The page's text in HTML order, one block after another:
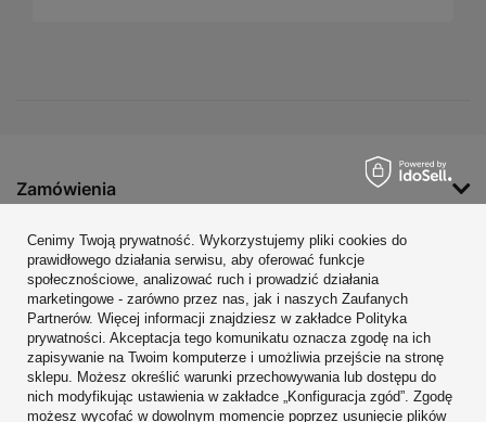
Zamówienia
Regulaminy
Zobacz również
W sklepie prezentujemy ceny brutto (z VAT).
Cenimy Twoją prywatność. Wykorzystujemy pliki cookies do
prawidłowego działania serwisu, aby oferować funkcje
społecznościowe, analizować ruch i prowadzić działania
marketingowe - zarówno przez nas, jak i naszych Zaufanych
Partnerów. Więcej informacji znajdziesz w zakładce Polityka
prywatności. Akceptacja tego komunikatu oznacza zgodę na ich
zapisywanie na Twoim komputerze i umożliwia przejście na stronę
sklepu. Możesz określić warunki przechowywania lub dostępu do
nich modyfikując ustawienia w zakładce „Konfiguracja zgód”. Zgodę
możesz wycofać w dowolnym momencie poprzez usunięcie plików